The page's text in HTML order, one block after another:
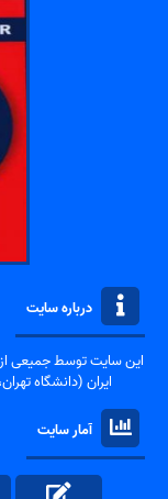
درباره سایت
این سایت توسط جمیعی از
ایران (دانشگاه
آمار سایت